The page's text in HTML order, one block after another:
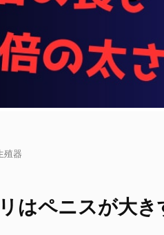
殖器
はペニスが大